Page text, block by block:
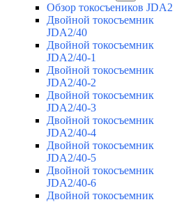
Обзор токосъеников JDA2
Двойной токосъемник
JDA2/40
Двойной токосъемник
JDA2/40-1
Двойной токосъемник
JDA2/40-2
Двойной токосъемник
JDA2/40-3
Двойной токосъемник
JDA2/40-4
Двойной токосъемник
JDA2/40-5
Двойной токосъемник
JDA2/40-6
Двойной токосъемник